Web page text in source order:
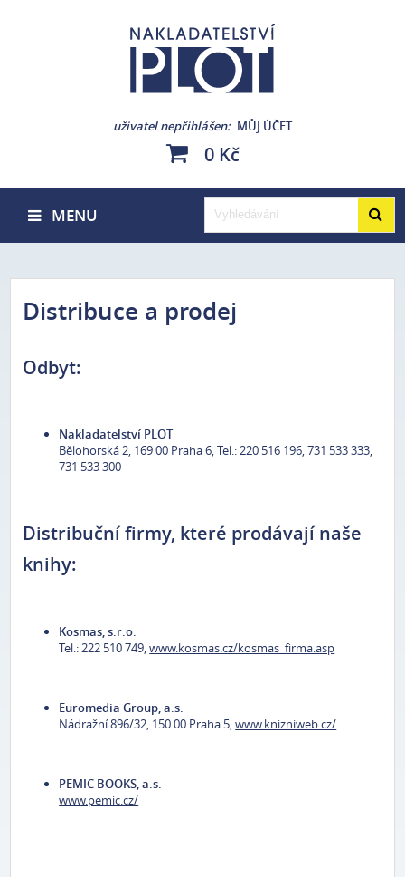
uživatel nepřihlášen MŮJ ÚČET
0 Kč
MENU
Distribuce a prodej
Odbyt:
Nakladatelství PLOT
Bělohorská 2, 169 00 Praha 6, Tel.: 220 516 196, 731 533 333,
731 533 300
Distribuční firmy, které prodávají naše
knihy:
Kosmas, s.r.o.
Tel.: 222 510 749,www.kosmas.cz/kosmas_firma.asp
Euromedia Group, a.s.
Nádražní 896/32, 150 00 Praha 5,www.knizniweb.cz/
PEMIC BOOKS, a.s.
www.pemic.cz/